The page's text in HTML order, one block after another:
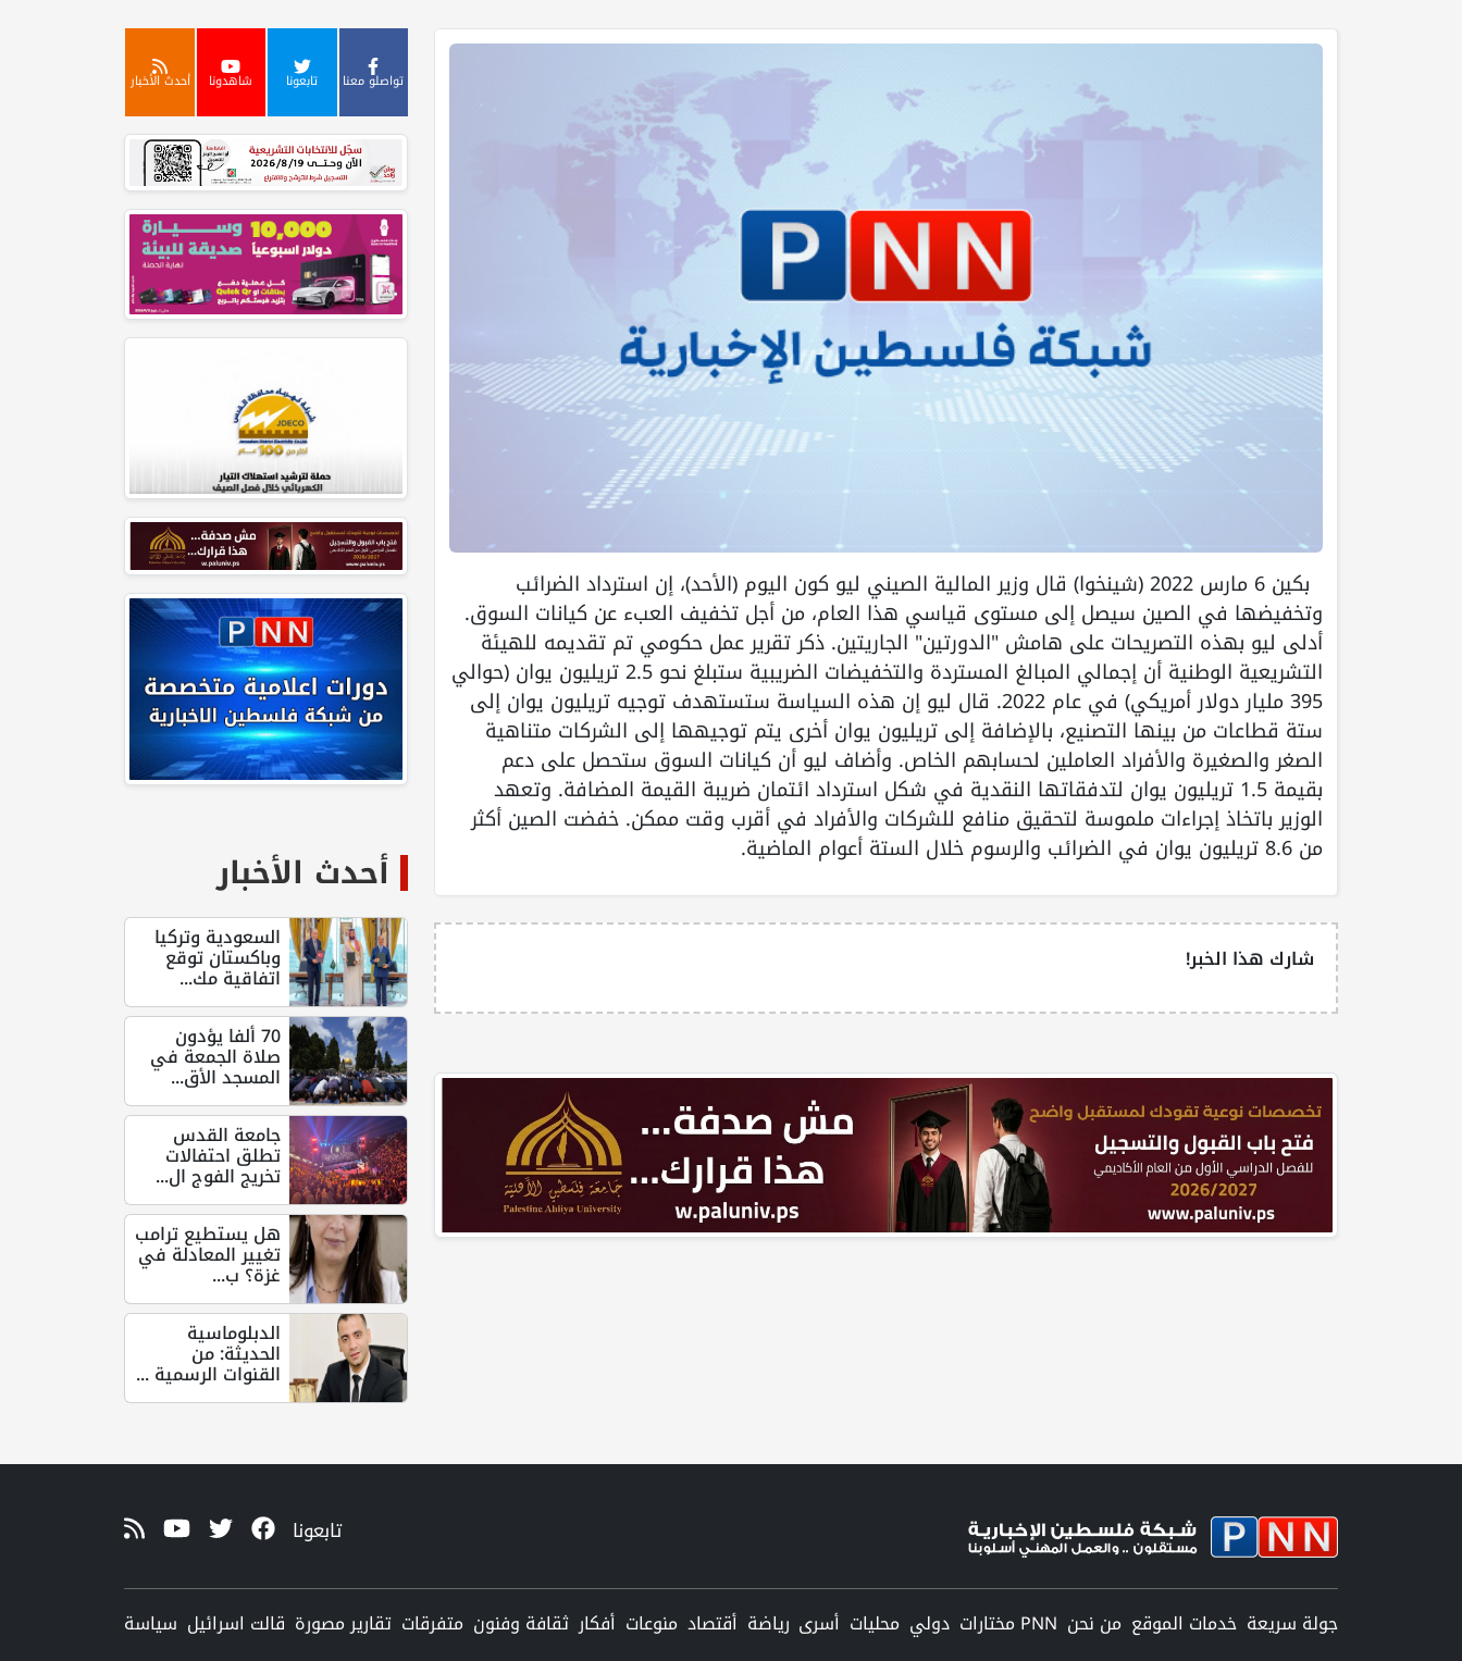
بكين 6 مارس 2022 (شينخوا) قال وزير المالية الصيني ليو كون اليوم (الأحد)، إن استرداد الضرائب
وتخفيضها في الصين سيصل إلى مستوى قياسي هذا العام، من أجل تخفيف العبء عن كيانات السوق.
أدلى ليو بهذه التصريحات على هامش "الدورتين" الجاريتين. ذكر تقرير عمل حكومي تم تقديمه للهيئة
التشريعية الوطنية أن إجمالي المبالغ المستردة والتخفيضات الضريبية ستبلغ نحو 2.5 تريليون يوان (حوالي
395 مليار دولار أمريكي) في عام 2022. قال ليو إن هذه السياسة ستستهدف توجيه تريليون يوان إلى
ستة قطاعات من بينها التصنيع، بالإضافة إلى تريليون يوان أخرى يتم توجيهها إلى الشركات متناهية
الصغر والصغيرة والأفراد العاملين لحسابهم الخاص. وأضاف ليو أن كيانات السوق ستحصل على دعم
بقيمة 1.5 تريليون يوان لتدفقاتها النقدية في شكل استرداد ائتمان ضريبة القيمة المضافة. وتعهد
الوزير باتخاذ إجراءات ملموسة لتحقيق منافع للشركات والأفراد في أقرب وقت ممكن. خفضت الصين أكثر
من 8.6 تريليون يوان في الضرائب والرسوم خلال الستة أعوام الماضية.
شارك هذا الخبر!
تواصلو معنا تابعونا شاهدونا أحدث الأخبار
أحدث الأخبار
السعودية وتركيا
وباكستان توقع
اتفاقية مك...
70 ألفا يؤدون
صلاة الجمعة في
المسجد الأق...
جامعة القدس
تطلق احتفالات
تخريج الفوج ال...
هل يستطيع ترامب
تغيير المعادلة في
غزة؟ ب...
الدبلوماسية
الحديثة: من
القنوات الرسمية ...
تابعونا
جولة سريعة خدمات الموقع من نحن PNN مختارات دولي محليات أسرى رياضة أقتصاد منوعات أفكار ثقافة وفنون متفرقات تقارير مصورة قالت اسرائيل سياسة